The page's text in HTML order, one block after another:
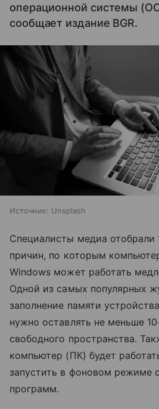
операционной системы
сообщает издание BGR.
Источник: Unsplash
Специалисты медиа отобрали
причин, по которым
Windows может работать
Одной из самых популярных
заполнение памяти
нужно оставлять не меньше
свободного пространства.
компьютер (ПК) будет
запустить в фоновом режиме
программ.